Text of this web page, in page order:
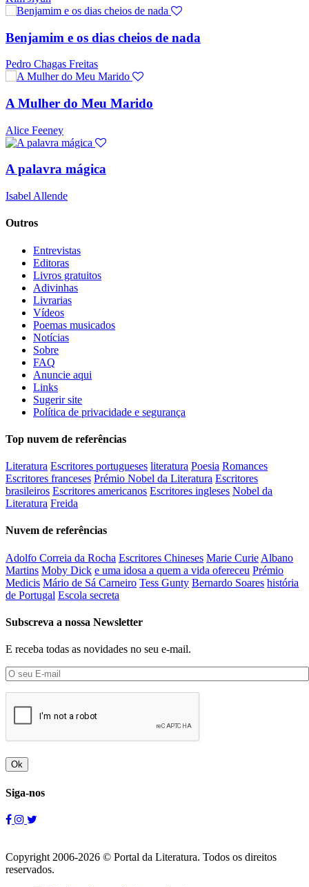
Benjamim e os dias cheios de nada
Pedro Chagas Freitas
A Mulher do Meu Marido
Alice Feeney
A palavra mágica
Isabel Allende
Outros
Entrevistas
Editoras
Livros gratuitos
Adivinhas
Livrarias
Vídeos
Poemas musicados
Notícias
Sobre
FAQ
Anuncie aqui
Links
Sugerir site
Política de privacidade e segurança
Top nuvem de referências
Literatura Escritores portugueses literatura Poesia Romances
Escritores franceses Prémio Nobel da Literatura Escritores
brasileiros Escritores americanos Escritores ingleses Nobel da
Literatura Freida
Nuvem de referências
Adolfo Correia da Rocha Escritores Chineses Marie Curie Albano
Martins Moby Dick e uma idosa a quem a vida ofereceu Prémio
Medicis Mário de Sá Carneiro Tess Gunty Bernardo Soares história
de Portugal Escola secreta
Subscreva a nossa Newsletter
E receba todas as novidades no seu e-mail.
Ok
Siga-nos
Copyright 2006-2026 © Portal da Literatura. Todos os direitos
reservados.